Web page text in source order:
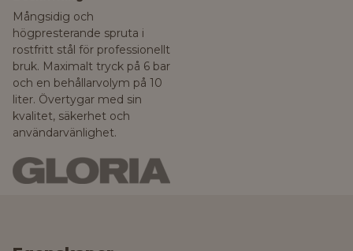
Mångsidig och
högpresterande spruta i
rostfritt stål för professionellt
bruk. Maximalt tryck på 6 bar
och en behållarvolym på 10
liter. Övertygar med sin
kvalitet, säkerhet och
användarvänlighet.